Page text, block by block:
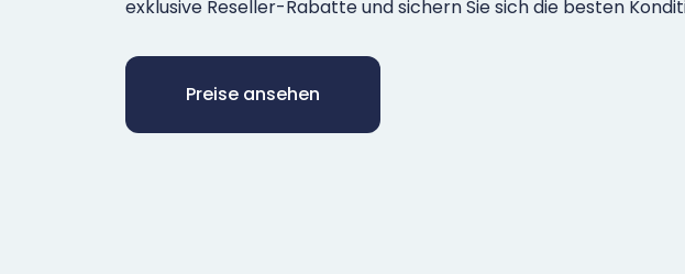
exklusive Reseller-Rabatte und sichern Sie sich die besten
Preise ansehen